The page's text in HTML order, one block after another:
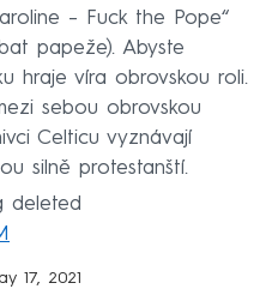
–⁠ Fuck the Pope“
papeže). Abyste
hraje víra obrovskou roli.
sebou obrovskou
Celticu vyznávají
silně protestanští.
deleted
17, 2021